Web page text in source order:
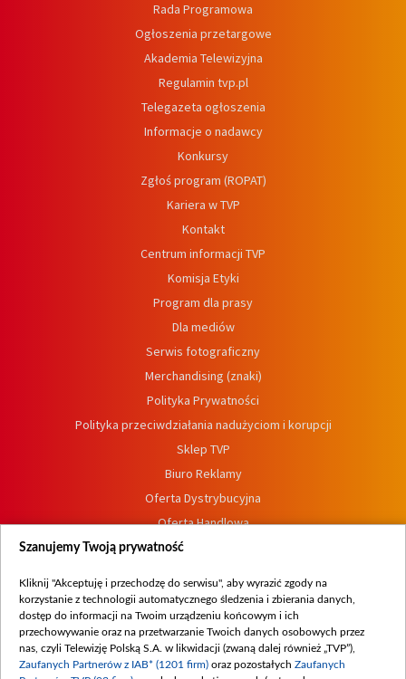
Rada Programowa
Ogłoszenia przetargowe
Akademia Telewizyjna
Regulamin tvp.pl
Telegazeta ogłoszenia
Informacje o nadawcy
Konkursy
Zgłoś program (ROPAT)
Kariera w TVP
Kontakt
Centrum informacji TVP
Komisja Etyki
Program dla prasy
Dla mediów
Serwis fotograficzny
Merchandising (znaki)
Polityka Prywatności
Polityka przeciwdziałania nadużyciom i korupcji
Sklep TVP
Biuro Reklamy
Oferta Dystrybucyjna
Oferta Handlowa
Dostępność
Procedura zgłoszeń wewnętrznych
Szanujemy Twoją prywatność
Kliknij "Akceptuję i przechodzę do serwisu", aby wyrazić zgody na
korzystanie z technologii automatycznego śledzenia i zbierania danych,
dostęp do informacji na Twoim urządzeniu końcowym i ich
przechowywanie oraz na przetwarzanie Twoich danych osobowych przez
nas, czyli Telewizję Polską S.A. w likwidacji (zwaną dalej również „TVP”),
Zaufanych Partnerów z IAB* (1201 firm) oraz pozostałych Zaufanych